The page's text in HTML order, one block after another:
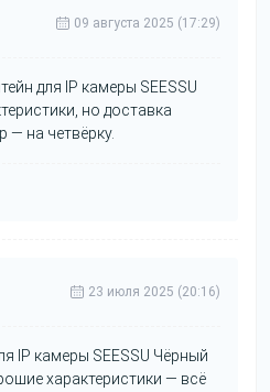
09 августа 2025 (17:29)
для IP камеры SEESSU
но доставка
— на четвёрку.
23 июля 2025 (20:16)
IP камеры SEESSU Чёрный
характеристики — всё